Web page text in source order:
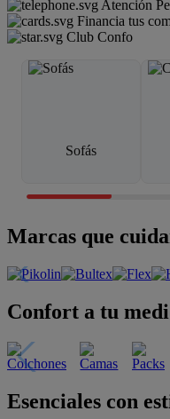
Atención
Financia tus
Club Confo
Sofás
Marcas que
Confort a tu
Esenciales con